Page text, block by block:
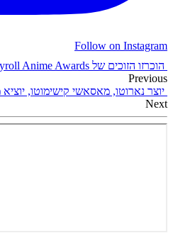
Follow on Instagram
הוכרזו הזוכים של Crunchyroll Anime Awards לשנת 2018
Previous
יוצר נארוטו, מאסאשי קישימוטו,
Next